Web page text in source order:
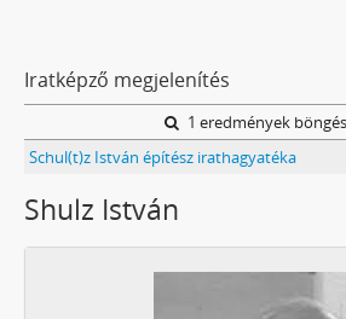
Iratképző megjelenítés
1 eredmények
Schul(t)z István építész irathagyatéka
Shulz István